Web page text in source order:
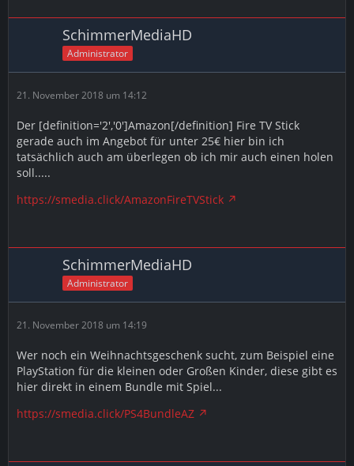
SchimmerMediaHD
Administrator
21. November 2018 um 14:12
Der [definition='2','0']Amazon[/definition] Fire TV Stick
gerade auch im Angebot für unter 25€ hier bin ich
tatsächlich auch am überlegen ob ich mir auch einen holen
soll.....
https://smedia.click/AmazonFireTVStick
SchimmerMediaHD
Administrator
21. November 2018 um 14:19
Wer noch ein Weihnachtsgeschenk sucht, zum Beispiel eine
PlayStation für die kleinen oder Großen Kinder, diese gibt es
hier direkt in einem Bundle mit Spiel...
https://smedia.click/PS4BundleAZ